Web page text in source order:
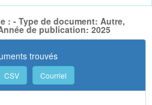
: - Type de document: Autre,
de publication: 2025
trouvés
CSV Courriel